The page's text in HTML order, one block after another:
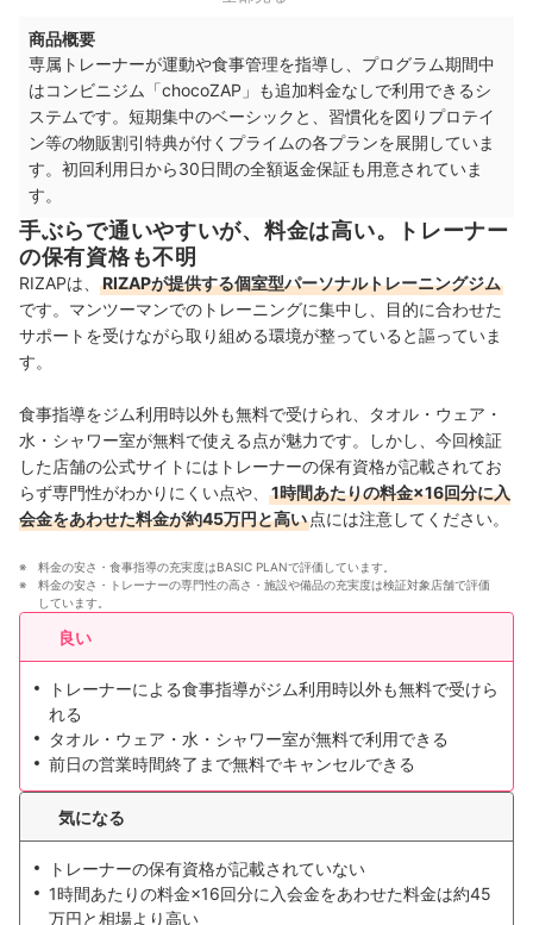
関西 18店舗
中国・四国 7店舗
九州・沖縄 12店舗
商品概要
専属トレーナーが運動や食事管理を指導し、プログラム期間中
はコンビニジム「chocoZAP」も追加料金なしで利用できるシ
ステムです。短期集中のベーシックと、習慣化を図りプロテイ
ン等の物販割引特典が付くプライムの各プランを展開していま
す。初回利用日から30日間の全額返金保証も用意されていま
す。
手ぶらで通いやすいが、料金は高い。トレーナー
の保有資格も不明
RIZAPは、
RIZAPが提供する個室型パーソナルトレーニングジム
です。マンツーマンでのトレーニングに集中し、目的に合わせた
サポートを受けながら取り組める環境が整っていると謳っていま
す。
食事指導をジム利用時以外も無料で受けられ、タオル・ウェア・
水・シャワー室が無料で使える点が魅力です。しかし、今回検証
した店舗の公式サイトにはトレーナーの保有資格が記載されてお
らず専門性がわかりにくい点や、
1時間あたりの料金×16回分に入
会金をあわせた料金が約45万円と高い 点には注意してください。
料金の安さ・食事指導の充実度はBASIC PLANで評価しています。
料金の安さ・トレーナーの専門性の高さ・施設や備品の充実度は検証対象店舗で評価
しています。
良い
トレーナーによる食事指導がジム利用時以外も無料で受けら
れる
タオル・ウェア・水・シャワー室が無料で利用できる
前日の営業時間終了まで無料でキャンセルできる
気になる
トレーナーの保有資格が記載されていない
1時間あたりの料金×16回分に入会金をあわせた料金は約45
万円と相場より高い